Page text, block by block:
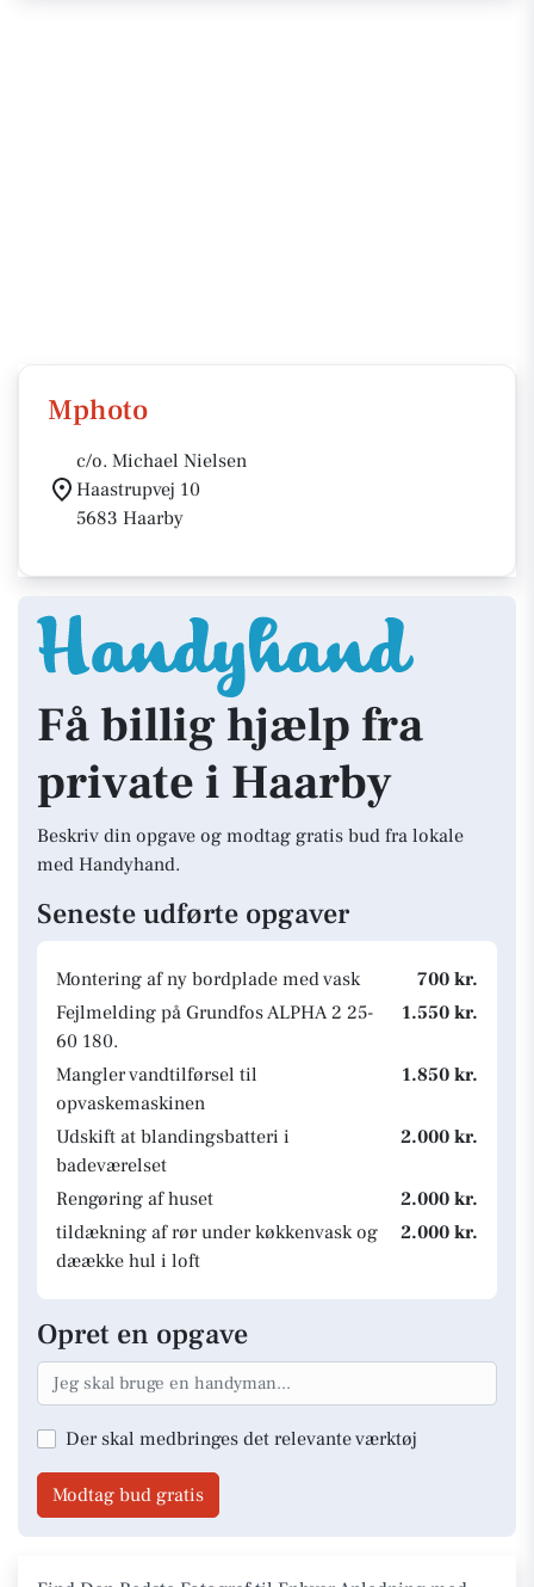
Mphoto
c/o. Michael Nielsen
Haastrupvej 10
5683 Haarby
Få billig hjælp fra
private i Haarby
Beskriv din opgave og modtag gratis bud fra lokale
med Handyhand.
Seneste udførte opgaver
Montering af ny bordplade med vask
700 kr.
Fejlmelding på Grundfos ALPHA 2 25-
60 180.
1.550 kr.
Mangler vandtilførsel til
opvaskemaskinen
1.850 kr.
Udskift at blandingsbatteri i
badeværelset
2.000 kr.
Rengøring af huset
2.000 kr.
tildækning af rør under køkkenvask og
dæække hul i loft
2.000 kr.
Opret en opgave
Der skal medbringes det relevante værktøj
Modtag bud gratis